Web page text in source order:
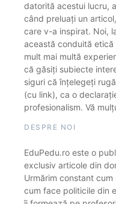
datorită acestui lucru,
când preluați un
care v-a inspirat. Noi,
această conduită
mult mai multă
că găsiți subiecte
siguri că înțelegeți
(cu link), ca o
profesionalism. Vă
DESPRE NOI
EduPedu.ro este o
exclusiv articole din
Urmărim constant
cum face politicile din